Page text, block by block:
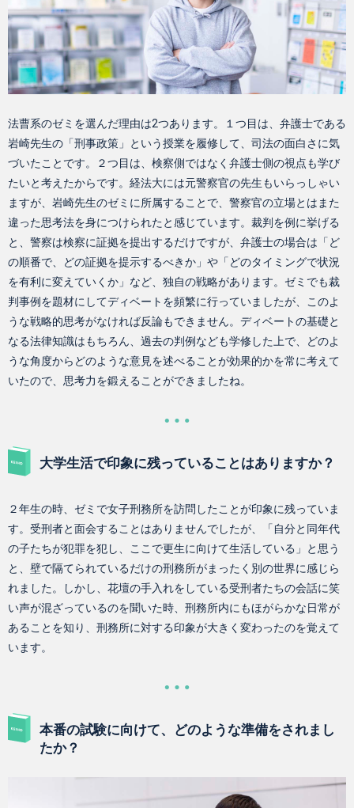
法曹系のゼミを選んだ理由は2つあります。１つ目は、弁護士である
岩崎先生の「刑事政策」という授業を履修して、司法の面白さに気
づいたことです。２つ目は、検察側ではなく弁護士側の視点も学び
たいと考えたからです。経法大には元警察官の先生もいらっしゃい
ますが、岩崎先生のゼミに所属することで、警察官の立場とはまた
違った思考法を身につけられたと感じています。裁判を例に挙げる
と、警察は検察に証拠を提出するだけですが、弁護士の場合は「ど
の順番で、どの証拠を提示するべきか」や「どのタイミングで状況
を有利に変えていくか」など、独自の戦略があります。ゼミでも裁
判事例を題材にしてディベートを頻繁に行っていましたが、このよ
うな戦略的思考がなければ反論もできません。ディベートの基礎と
なる法律知識はもちろん、過去の判例なども学修した上で、どのよ
うな角度からどのような意見を述べることが効果的かを常に考えて
いたので、思考力を鍛えることができましたね。
大学生活で印象に残っていることはありますか？
２年生の時、ゼミで女子刑務所を訪問したことが印象に残っていま
す。受刑者と面会することはありませんでしたが、「自分と同年代
の子たちが犯罪を犯し、ここで更生に向けて生活している」と思う
と、壁で隔てられているだけの刑務所がまったく別の世界に感じら
れました。しかし、花壇の手入れをしている受刑者たちの会話に笑
い声が混ざっているのを聞いた時、刑務所内にもほがらかな日常が
あることを知り、刑務所に対する印象が大きく変わったのを覚えて
います。
本番の試験に向けて、どのような準備をされまし
たか？